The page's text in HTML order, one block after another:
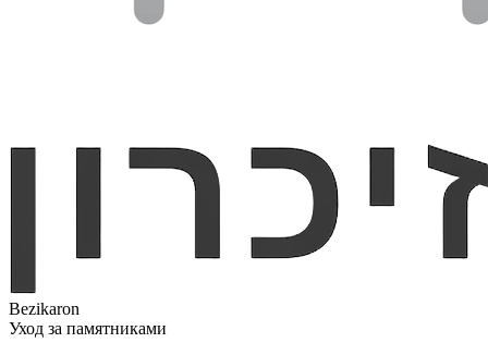
Bezikaron
Уход за памятниками